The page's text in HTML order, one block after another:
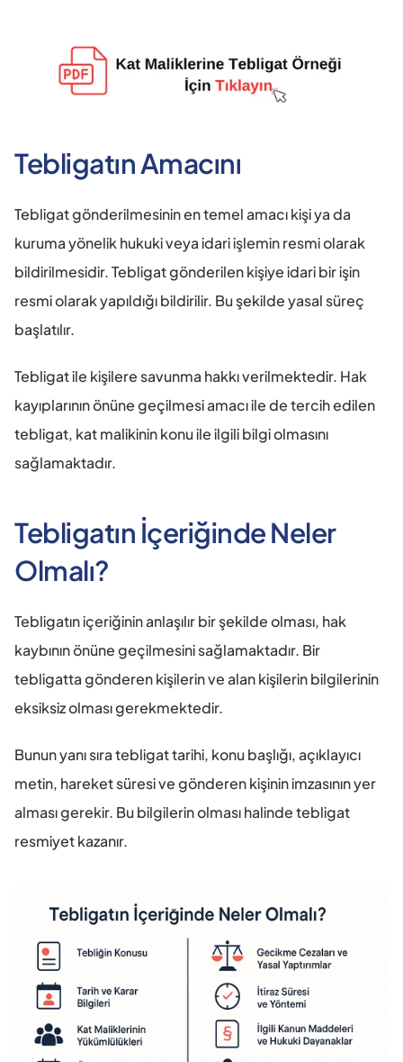
Tebligatın Amacını
Tebligat gönderilmesinin en temel amacı kişi ya da
kuruma yönelik hukuki veya idari işlemin resmi olarak
bildirilmesidir. Tebligat gönderilen kişiye idari bir işin
resmi olarak yapıldığı bildirilir. Bu şekilde yasal süreç
başlatılır.
Tebligat ile kişilere savunma hakkı verilmektedir. Hak
kayıplarının önüne geçilmesi amacı ile de tercih edilen
tebligat, kat malikinin konu ile ilgili bilgi olmasını
sağlamaktadır.
Tebligatın İçeriğinde Neler
Olmalı?
Tebligatın içeriğinin anlaşılır bir şekilde olması, hak
kaybının önüne geçilmesini sağlamaktadır. Bir
tebligatta gönderen kişilerin ve alan kişilerin bilgilerinin
eksiksiz olması gerekmektedir.
Bunun yanı sıra tebligat tarihi, konu başlığı, açıklayıcı
metin, hareket süresi ve gönderen kişinin imzasının yer
alması gerekir. Bu bilgilerin olması halinde tebligat
resmiyet kazanır.